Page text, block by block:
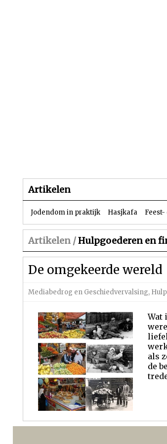
Artikelen
Jodendom in praktijk Hasjkafa
Artikelen /Hulpgoederen en
De omgekeerde wereld
Mediabedrog en Geschiedvervalsing,
Wat
als
de